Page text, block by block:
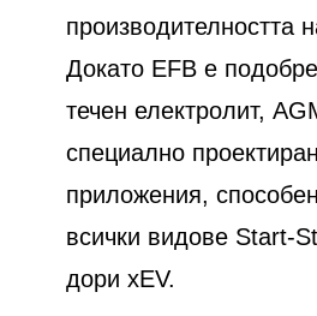
производителността
Докато EFB е
течен електролит,
специално
приложения,
всички видове Start-
дори xEV.